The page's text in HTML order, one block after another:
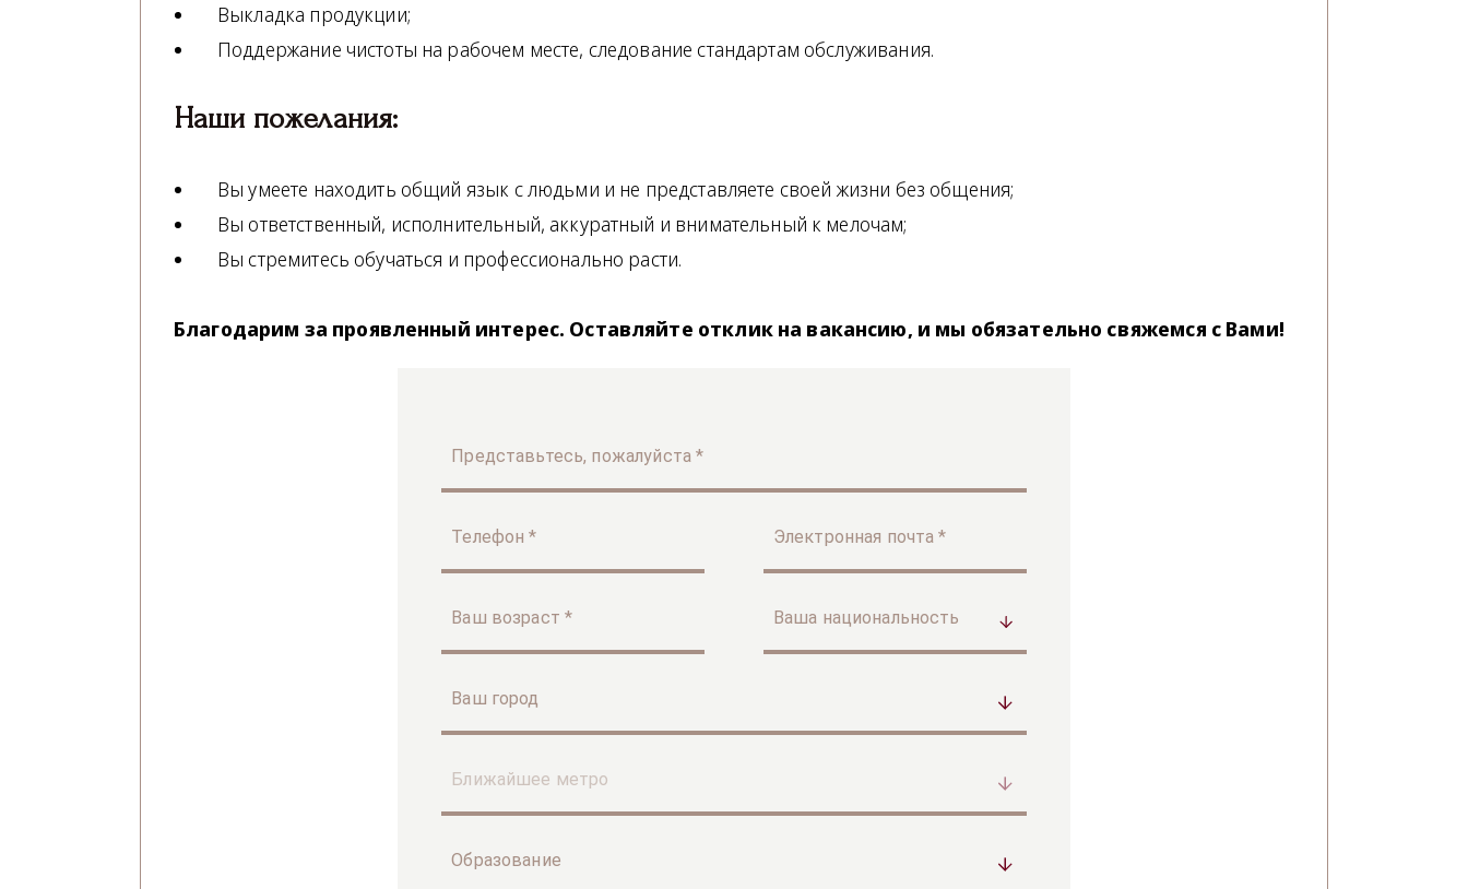
Выкладка продукции;
Поддержание чистоты на рабочем месте, следование стандартам обслуживания.
Наши пожелания:
Вы умеете находить общий язык с людьми и не представляете своей жизни без общения;
Вы ответственный, исполнительный, аккуратный и внимательный к мелочам;
Вы стремитесь обучаться и профессионально расти.
Благодарим за проявленный интерес. Оставляйте отклик на вакансию, и мы обязательно свяжемся с Вами!
Представьтесь, пожалуйста *
Телефон * Электронная почта *
Ваш возраст * Ваша национальность
Ваш город
Ближайшее метро
Образование